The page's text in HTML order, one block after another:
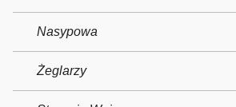
Nasypowa
Żeglarzy